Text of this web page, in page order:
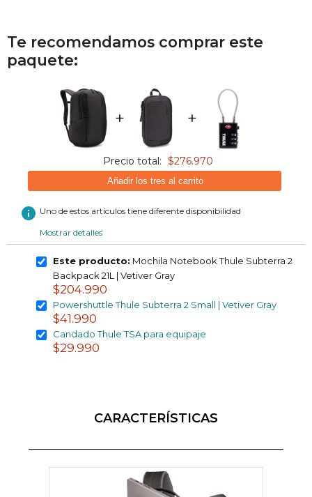
Te recomendamos comprar este
paquete:
+ +
Precio total: $276.970
Añadir los tres al carrito
info Uno de estos artículos tiene diferente disponibilidad
Mostrar detalles
Este producto: Mochila Notebook Thule Subterra 2
Backpack 21L | Vetiver Gray
$204.990
Powershuttle Thule Subterra 2 Small | Vetiver Gray
$41.990
Candado Thule TSA para equipaje
$29.990
CARACTERÍSTICAS